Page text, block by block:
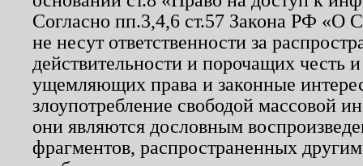
Согласно пп.3,4,6 ст.57 Закона РФ «О
не несут ответственности за
действительности и порочащих честь
ущемляющих права и законные
злоупотребление свободой массовой
они являются дословным
фрагментов, распространенных